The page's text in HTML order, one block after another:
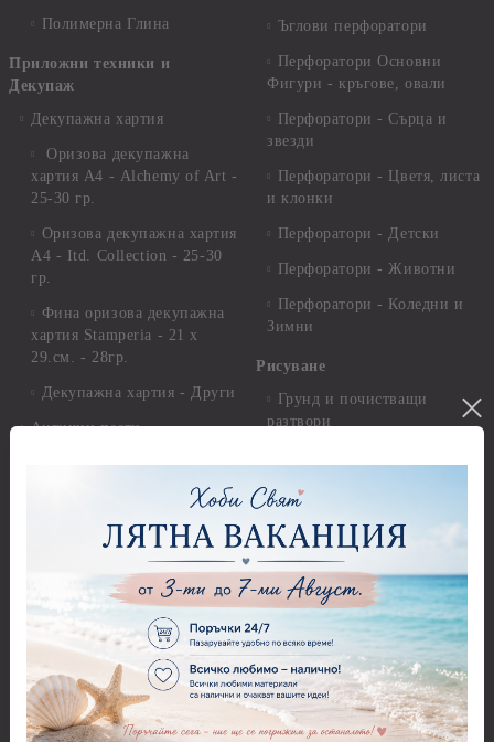
Полимерна Глина
Приложни техники и
Декупаж
Декупажна хартия
Оризова декупажна
хартия А4 - Alchemy of Art -
25-30 гр.
Оризова декупажна хартия
А4 - Itd. Collection - 25-30
гр.
Фина оризова декупажна
хартия Stamperia - 21 х
29.см. - 28гр.
Декупажна хартия - Други
Антични пасти
Вакс пасти
Грунд, Основи, Релефни
Варак, Шлак метал, Фолио,
Лакове и защитни покрития
Лепила
Краклета и медиуми
Шаблони
Ъглови перфоратори
Перфоратори Основни
Фигури - кръгове, овали
Перфоратори - Сърца и
звезди
Перфоратори - Цветя, листа
и клонки
Перфоратори - Детски
Перфоратори - Животни
Перфоратори - Коледни и
Зимни
Рисуване
Грунд и почистващи
разтвори
Стативи и поставки
Четки и инструменти
Моливи, акварелни
комплекти
Свещи
Салфетки
Салфетки - Великден
Салфетки - Детски